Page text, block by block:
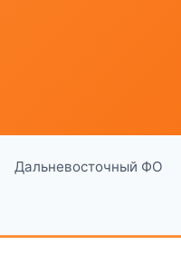
Дальневосточный ФО